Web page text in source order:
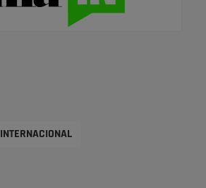
INTERNACIONAL